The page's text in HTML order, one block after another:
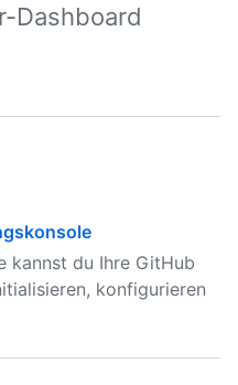
Dashboard
kannst du Ihre GitHub
konfigurieren